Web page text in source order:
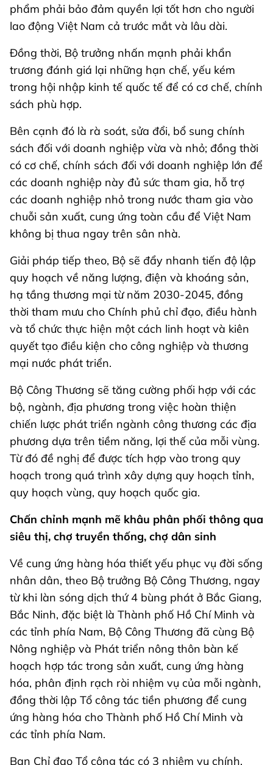
phẩm phải bảo đảm quyền lợi tốt hơn cho người
lao động Việt Nam cả trước mắt và lâu dài.
Đồng thời, Bộ trưởng nhấn mạnh phải khẩn
trương đánh giá lại những hạn chế, yếu kém
trong hội nhập kinh tế quốc tế để có cơ chế, chính
sách phù hợp.
Bên cạnh đó là rà soát, sửa đổi, bổ sung chính
sách đối với doanh nghiệp vừa và nhỏ; đồng thời
có cơ chế, chính sách đối với doanh nghiệp lớn để
các doanh nghiệp này đủ sức tham gia, hỗ trợ
các doanh nghiệp nhỏ trong nước tham gia vào
chuỗi sản xuất, cung ứng toàn cầu để Việt Nam
không bị thua ngay trên sân nhà.
Giải pháp tiếp theo, Bộ sẽ đẩy nhanh tiến độ lập
quy hoạch về năng lượng, điện và khoáng sản,
hạ tầng thương mại từ năm 2030-2045, đồng
thời tham mưu cho Chính phủ chỉ đạo, điều hành
và tổ chức thực hiện một cách linh hoạt và kiên
quyết tạo điều kiện cho công nghiệp và thương
mại nước phát triển.
Bộ Công Thương sẽ tăng cường phối hợp với các
bộ, ngành, địa phương trong việc hoàn thiện
chiến lược phát triển ngành công thương các địa
phương dựa trên tiềm năng, lợi thế của mỗi vùng.
Từ đó đề nghị để được tích hợp vào trong quy
hoạch trong quá trình xây dựng quy hoạch tỉnh,
quy hoạch vùng, quy hoạch quốc gia.
Chấn chỉnh mạnh mẽ khâu phân phối thông qua
siêu thị, chợ truyền thống, chợ dân sinh
Về cung ứng hàng hóa thiết yếu phục vụ đời sống
nhân dân, theo Bộ trưởng Bộ Công Thương, ngay
từ khi làn sóng dịch thứ 4 bùng phát ở Bắc Giang,
Bắc Ninh, đặc biệt là Thành phố Hồ Chí Minh và
các tỉnh phía Nam, Bộ Công Thương đã cùng Bộ
Nông nghiệp và Phát triển nông thôn bàn kế
hoạch hợp tác trong sản xuất, cung ứng hàng
hóa, phân định rạch ròi nhiệm vụ của mỗi ngành,
đồng thời lập Tổ công tác tiền phương để cung
ứng hàng hóa cho Thành phố Hồ Chí Minh và
các tỉnh phía Nam.
Ban Chỉ đạo Tổ công tác có 3 nhiệm vụ chính.